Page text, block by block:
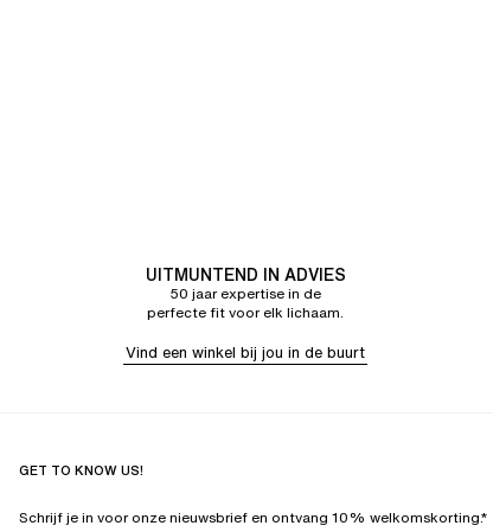
UITMUNTEND IN ADVIES
50 jaar expertise in de
perfecte fit voor elk lichaam.
Vind een winkel bij jou in de buurt
GET TO KNOW US!
Schrijf je in voor onze nieuwsbrief en ontvang 10% welkomskorting.*